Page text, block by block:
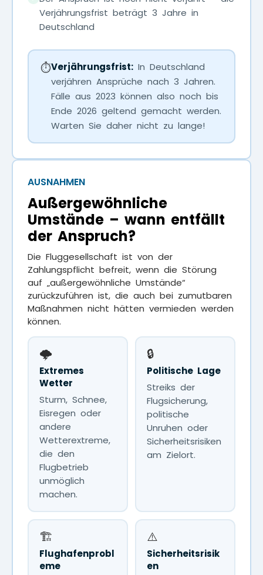
Verjährungsfrist beträgt 3 Jahre in
Deutschland
⏱️Verjährungsfrist:In Deutschland
verjähren Ansprüche nach 3 Jahren.
Fälle aus 2023 können also noch bis
Ende 2026 geltend gemacht werden.
Warten Sie daher nicht zu lange!
AUSNAHMEN
Außergewöhnliche
Umstände – wann entfällt
der Anspruch?
Die Fluggesellschaft ist von der
Zahlungspflicht befreit, wenn die Störung
auf „außergewöhnliche Umstände“
zurückzuführen ist, die auch bei zumutbaren
Maßnahmen nicht hätten vermieden werden
können.
🌩️
Extremes
Wetter
Sturm, Schnee,
Eisregen oder
andere
Wetterextreme,
die den
Flugbetrieb
unmöglich
machen.
🔒
Politische Lage
Streiks der
Flugsicherung,
politische
Unruhen oder
Sicherheitsrisiken
am Zielort.
🏗️
Flughafenprobl
eme
⚠️
Sicherheitsrisik
en